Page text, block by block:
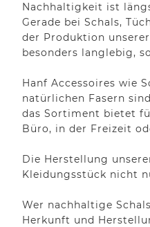
Nachhaltigkeit ist
Gerade bei Schals,
der Produktion
besonders langlebig,
Hanf Accessoires wie
natürlichen Fasern
das Sortiment bietet
Büro, in der Freizeit
Die Herstellung
Kleidungsstück nicht
Wer nachhaltige
Herkunft und